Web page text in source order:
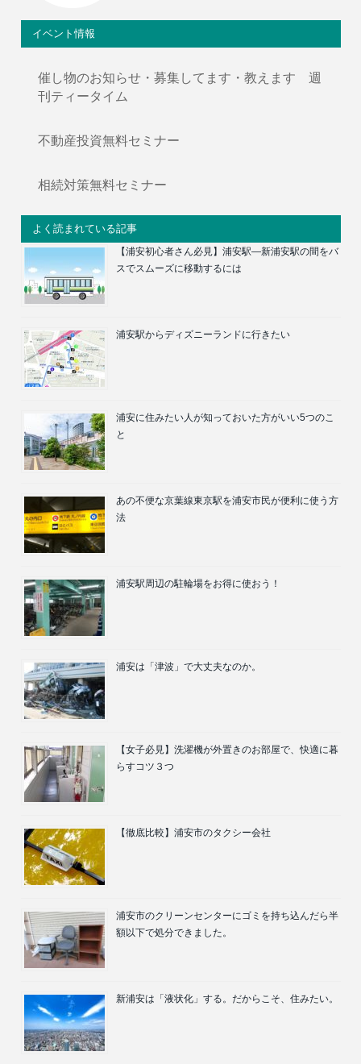
イベント情報
催し物のお知らせ・募集してます・教えます 週
刊ティータイム
不動産投資無料セミナー
相続対策無料セミナー
よく読まれている記事
【浦安初心者さん必見】浦安駅―新浦安駅の間をバ
スでスムーズに移動するには
浦安駅からディズニーランドに行きたい
浦安に住みたい人が知っておいた方がいい5つのこ
と
あの不便な京葉線東京駅を浦安市民が便利に使う方
法
浦安駅周辺の駐輪場をお得に使おう！
浦安は「津波」で大丈夫なのか。
【女子必見】洗濯機が外置きのお部屋で、快適に暮
らすコツ３つ
【徹底比較】浦安市のタクシー会社
浦安市のクリーンセンターにゴミを持ち込んだら半
額以下で処分できました。
新浦安は「液状化」する。だからこそ、住みたい。